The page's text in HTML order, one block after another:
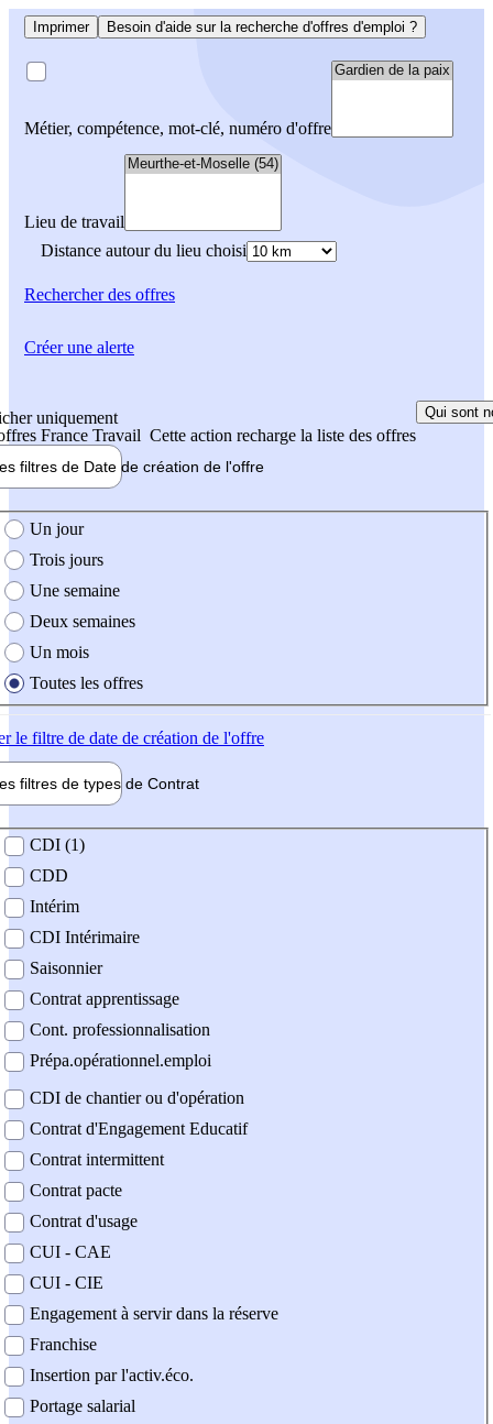
Imprimer Besoin d'aide sur la recherche d'offres d'emploi ?
Métier, compétence, mot-clé, numéro d'offre
Lieu de travail
Distance autour du lieu choisi
Rechercherdes offres
uniquement
France Travail Cette action recharge la liste des offres
Qui sont
filtres de Date de création de l'offre
création de l'offre
Un jour
Trois jours
Une semaine
Deux semaines
Un mois
Toutes les offres
le filtre de date de création de l'offre
filtres de types de Contrat
contrat
CDI (1)
CDD
Intérim
CDI Intérimaire
Saisonnier
Contrat apprentissage
Cont. professionnalisation
Prépa.opérationnel.emploi
CDI de chantier ou d'opération
Contrat d'Engagement Educatif
Contrat intermittent
Contrat pacte
Contrat d'usage
CUI - CAE
CUI - CIE
Engagement à servir dans la réserve
Franchise
Insertion par l'activ.éco.
Portage salarial
Créer une alerte